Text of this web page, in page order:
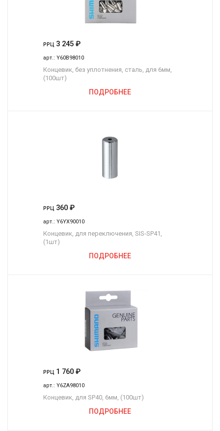
РРЦ 3 245 ₽
арт.: Y60B98010
Концевик, без уплотнения, сталь, для 6мм,
(100шт)
ПОДРОБНЕЕ
РРЦ 360 ₽
арт.: Y6YX90010
Концевик, для переключения, SIS-SP41,
(1шт)
ПОДРОБНЕЕ
РРЦ 1 760 ₽
арт.: Y6ZA98010
Концевик, для SP40, 6мм, (100шт)
ПОДРОБНЕЕ